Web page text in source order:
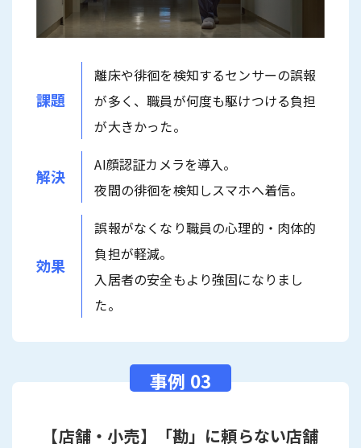
課題
離床や徘徊を検知するセンサーの誤報
が多く、職員が何度も駆けつける負担
が大きかった。
解決
AI顔認証カメラを導入。
夜間の徘徊を検知しスマホへ着信。
効果
誤報がなくなり職員の心理的・肉体的
負担が軽減。
入居者の安全もより強固になりまし
た。
【店舗・小売】「勘」に頼らない店舗